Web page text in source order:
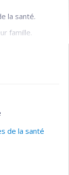
la santé.
famille.
de la santé